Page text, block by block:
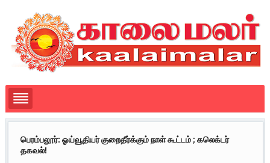
பெரம்பலூர்: ஓய்வூதியர் குறைதீர்க்கும் நாள் கூட்டம் ; கலெக்டர்
தகவல்!